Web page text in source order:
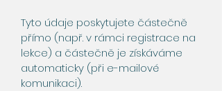
Tyto údaje poskytujete částečně
přímo (např. v rámci registrace na
lekce) a částečně je získáváme
automaticky (při e-mailové
komunikaci).